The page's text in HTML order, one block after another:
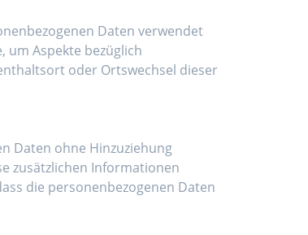
Daten verwendet
um Aspekte bezüglich
oder Ortswechsel dieser
Daten ohne Hinzuziehung
zusätzlichen Informationen
die personenbezogenen Daten